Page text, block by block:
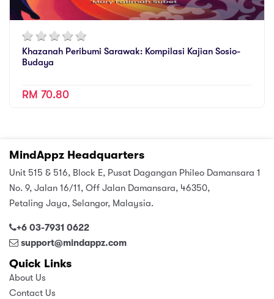
Khazanah Peribumi Sarawak: Kompilasi Kajian Sosio-
Budaya
RM 70.80
MindAppz Headquarters
Unit 515 & 516, Block E, Pusat Dagangan Phileo Damansara 1
No. 9, Jalan 16/11, Off Jalan Damansara, 46350,
Petaling Jaya, Selangor, Malaysia.
+6 03-7931 0622
support@mindappz.com
Quick Links
About Us
Contact Us